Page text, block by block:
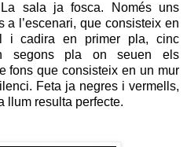
sala ja fosca. Només uns
a l’escenari, que consisteix en
i cadira en primer pla, cinc
segons pla on seuen els
fons que consisteix en un mur
Feta ja negres i vermells,
llum resulta perfecte.